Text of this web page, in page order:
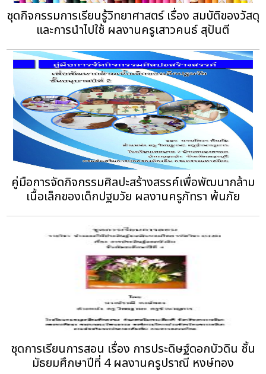
ชุดกิจกรรมการเรียนรู้วิทยาศาสตร์ เรื่อง สมบัติของวัสดุ
และการนำไปใช้ ผลงานครูเสาวคนธ์ สุปันตี
คู่มือการจัดกิจกรรมศิลปะสร้างสรรค์เพื่อพัฒนากล้าม
เนื้อเล็กของเด็กปฐมวัย ผลงานครูภัทรา พ้นภัย
ชุดการเรียนการสอน เรื่อง การประดิษฐ์ดอกบัวดิน ชั้น
มัธยมศึกษาปีที่ 4 ผลงานครูปราณี หงษ์ทอง